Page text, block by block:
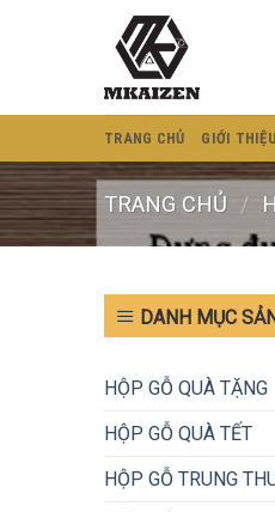
TRANG CHỦ GIỚI
TRANG CHỦ /
DANH MỤC
HỘP GỖ QUÀ TẶNG
HỘP GỖ QUÀ TẾT
HỘP GỖ TRUNG